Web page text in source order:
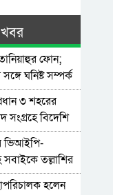
ফোন;
ঘনিষ্ট সম্পর্ক
৩ শহরের
সংগ্রহে বিদেশি
বিধিনিষেধ
ভিআইপি-
তল্লাশির
হলেন